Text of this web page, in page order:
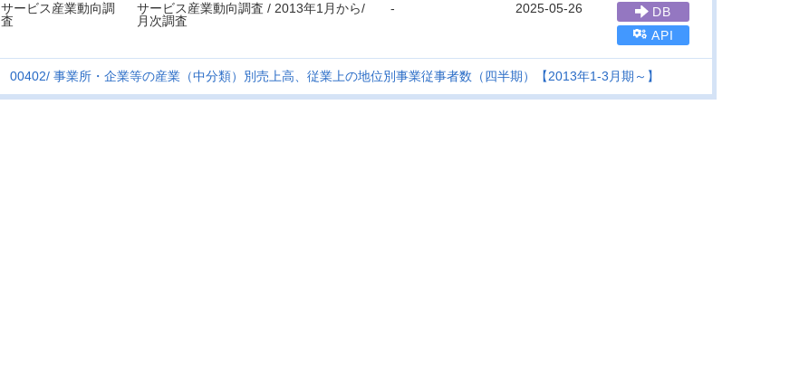
サービス産業動向調
査
サービス産業動向調査 / 2013年1月から/
月次調査
- 2025-05-26
DB
API
00402 事業所・企業等の産業（中分類）別売上高、従業上の地位別事業従事者数（四半期）【2013年1-3月期～】